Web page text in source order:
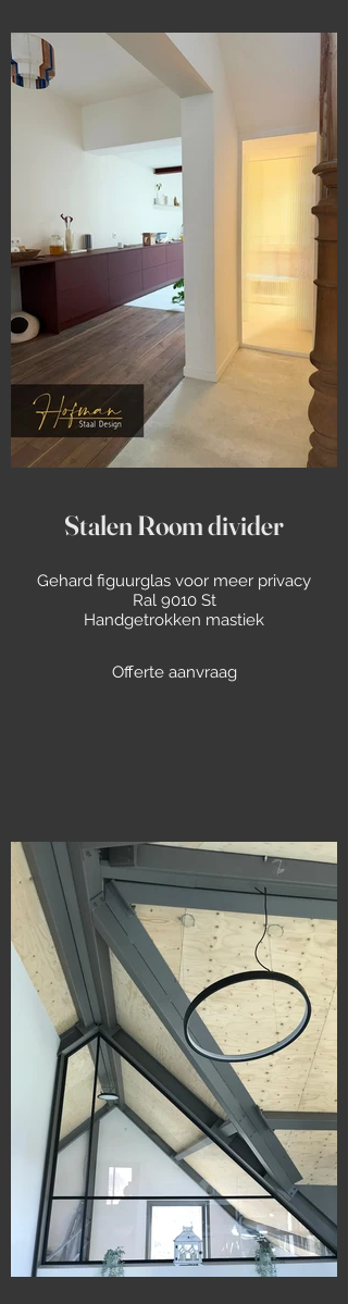
Stalen Room divider
Gehard figuurglas voor meer privacy
Ral 9010 St
Handgetrokken mastiek
Offerte aanvraag